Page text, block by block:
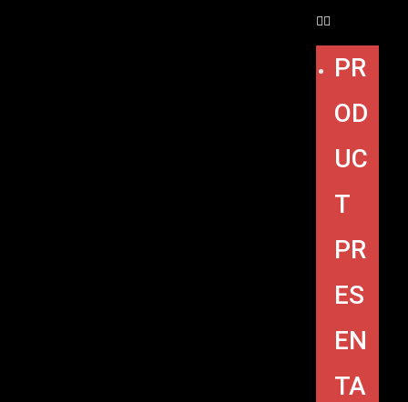
PR
OD
UC
T
PR
ES
EN
TA